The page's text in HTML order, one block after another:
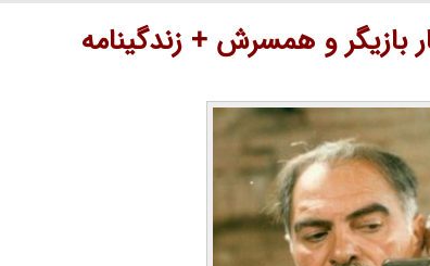
بازیگر و همسرش + زندگینامه